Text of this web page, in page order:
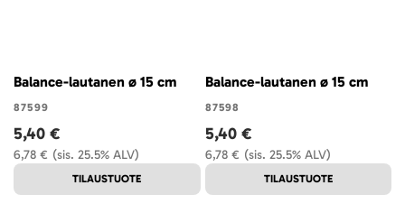
Balance-lautanen ø 15 cm
87599
(sis. 25.5% ALV)
6,78 €
5,40 €
TILAUSTUOTE
Balance-lautanen ø 15 cm
87598
(sis. 25.5% ALV)
6,78 €
5,40 €
TILAUSTUOTE